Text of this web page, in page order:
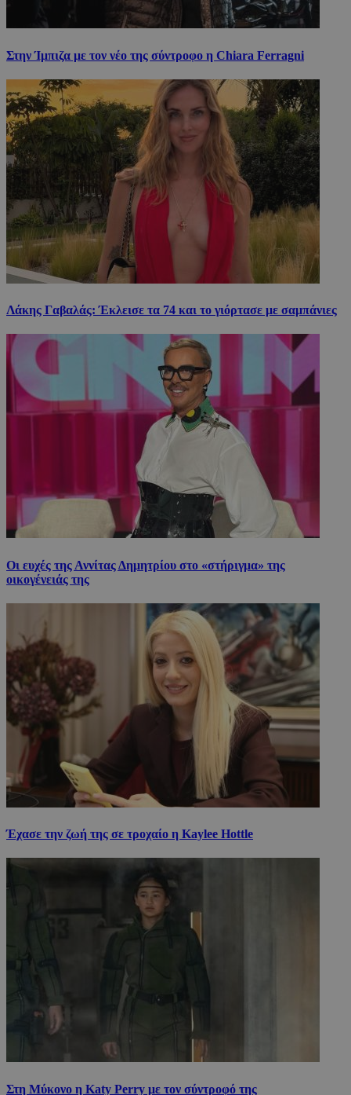
Στην Ίμπιζα με τον νέο της σύντροφο η Chiara Ferragni
Λάκης Γαβαλάς: Έκλεισε τα 74 και το γιόρτασε με σαμπάνιες
Οι ευχές της Αννίτας Δημητρίου στο «στήριγμα» της
οικογένειάς της
Έχασε την ζωή της σε τροχαίο η Kaylee Hottle
Στη Μύκονο η Katy Perry με τον σύντροφό της